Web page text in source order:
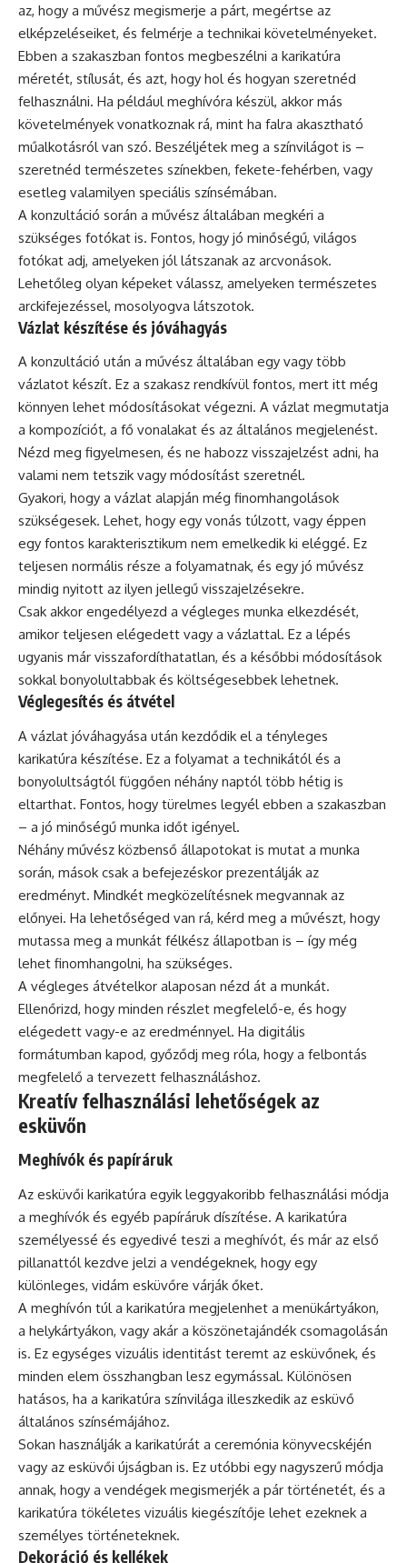
az, hogy a művész megismerje a párt, megértse az
elképzeléseiket, és felmérje a technikai követelményeket.
Ebben a szakaszban fontos megbeszélni a karikatúra
méretét, stílusát, és azt, hogy hol és hogyan szeretnéd
felhasználni. Ha például meghívóra készül, akkor más
követelmények vonatkoznak rá, mint ha falra akasztható
műalkotásról van szó. Beszéljétek meg a színvilágot is –
szeretnéd természetes színekben, fekete-fehérben, vagy
esetleg valamilyen speciális színsémában.
A konzultáció során a művész általában megkéri a
szükséges fotókat is. Fontos, hogy jó minőségű, világos
fotókat adj, amelyeken jól látszanak az arcvonások.
Lehetőleg olyan képeket válassz, amelyeken természetes
arckifejezéssel, mosolyogva látszotok.
Vázlat készítése és jóváhagyás
A konzultáció után a művész általában egy vagy több
vázlatot készít. Ez a szakasz rendkívül fontos, mert itt még
könnyen lehet módosításokat végezni. A vázlat megmutatja
a kompozíciót, a fő vonalakat és az általános megjelenést.
Nézd meg figyelmesen, és ne habozz visszajelzést adni, ha
valami nem tetszik vagy módosítást szeretnél.
Gyakori, hogy a vázlat alapján még finomhangolások
szükségesek. Lehet, hogy egy vonás túlzott, vagy éppen
egy fontos karakterisztikum nem emelkedik ki eléggé. Ez
teljesen normális része a folyamatnak, és egy jó művész
mindig nyitott az ilyen jellegű visszajelzésekre.
Csak akkor engedélyezd a végleges munka elkezdését,
amikor teljesen elégedett vagy a vázlattal. Ez a lépés
ugyanis már visszafordíthatatlan, és a későbbi módosítások
sokkal bonyolultabbak és költségesebbek lehetnek.
Véglegesítés és átvétel
A vázlat jóváhagyása után kezdődik el a tényleges
karikatúra készítése. Ez a folyamat a technikától és a
bonyolultságtól függően néhány naptól több hétig is
eltarthat. Fontos, hogy türelmes legyél ebben a szakaszban
– a jó minőségű munka időt igényel.
Néhány művész közbenső állapotokat is mutat a munka
során, mások csak a befejezéskor prezentálják az
eredményt. Mindkét megközelítésnek megvannak az
előnyei. Ha lehetőséged van rá, kérd meg a művészt, hogy
mutassa meg a munkát félkész állapotban is – így még
lehet finomhangolni, ha szükséges.
A végleges átvételkor alaposan nézd át a munkát.
Ellenőrizd, hogy minden részlet megfelelő-e, és hogy
elégedett vagy-e az eredménnyel. Ha digitális
formátumban kapod, győződj meg róla, hogy a felbontás
megfelelő a tervezett felhasználáshoz.
Kreatív felhasználási lehetőségek az
esküvőn
Meghívók és papíráruk
Az esküvői karikatúra egyik leggyakoribb felhasználási módja
a meghívók és egyéb papíráruk díszítése. A karikatúra
személyessé és egyedivé teszi a meghívót, és már az első
pillanattól kezdve jelzi a vendégeknek, hogy egy
különleges, vidám esküvőre várják őket.
A meghívón túl a karikatúra megjelenhet a menükártyákon,
a helykártyákon, vagy akár a köszönetajándék csomagolásán
is. Ez egységes vizuális identitást teremt az esküvőnek, és
minden elem összhangban lesz egymással. Különösen
hatásos, ha a karikatúra színvilága illeszkedik az esküvő
általános színsémájához.
Sokan használják a karikatúrát a ceremónia könyvecskéjén
vagy az esküvői újságban is. Ez utóbbi egy nagyszerű módja
annak, hogy a vendégek megismerjék a pár történetét, és a
karikatúra tökéletes vizuális kiegészítője lehet ezeknek a
személyes történeteknek.
Dekoráció és kellékek